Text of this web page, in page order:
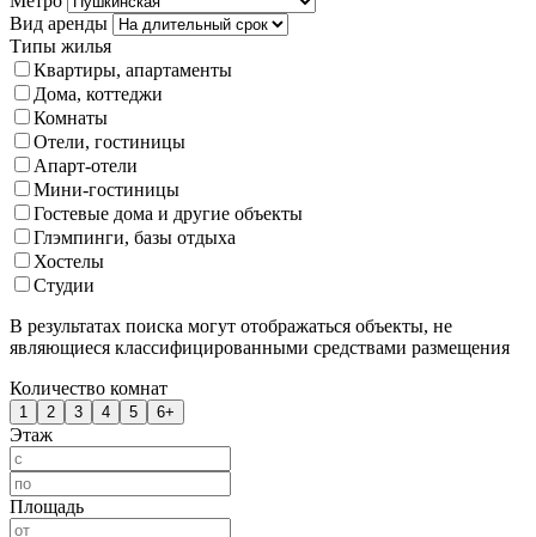
Вид аренды
Типы жилья
Квартиры, апартаменты
Дома, коттеджи
Комнаты
Отели, гостиницы
Апарт-отели
Мини-гостиницы
Гостевые дома и другие объекты
Глэмпинги, базы отдыха
Хостелы
Студии
В результатах поиска могут отображаться объекты, не
являющиеся классифицированными средствами размещения
Количество комнат
1 2 3 4 5 6+
Этаж
Площадь